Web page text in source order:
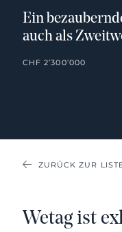
Ein
auch als
CHF 2’300’000
ZURÜCK ZUR
Wetag ist